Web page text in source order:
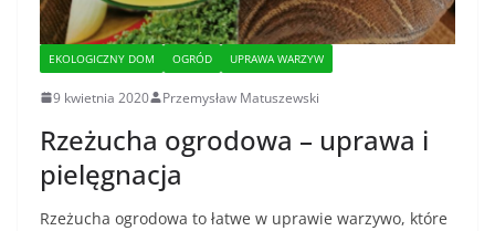
EKOLOGICZNY DOM OGRÓD UPRAWA WARZYW
9 kwietnia 2020 Przemysław Matuszewski
Rzeżucha ogrodowa – uprawa i
pielęgnacja
Rzeżucha ogrodowa to łatwe w uprawie warzywo, które